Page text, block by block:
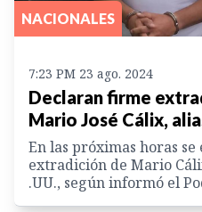
NACIONALES
7:23 PM 23 ago. 2024
Declaran firme
Mario José Cálix,
En las próximas horas
extradición de Mario
.UU., según informó el